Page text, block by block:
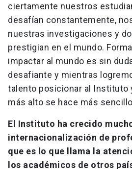
ciertamente nuestros
desafían constantemente,
nuestras investigaciones y
prestigian en el mundo.
impactar al mundo es sin
desafiante y mientras
talento posicionar al Instituto
más alto se hace más
El Instituto ha crecido
internacionalización de
que es lo que llama la
los académicos de otros